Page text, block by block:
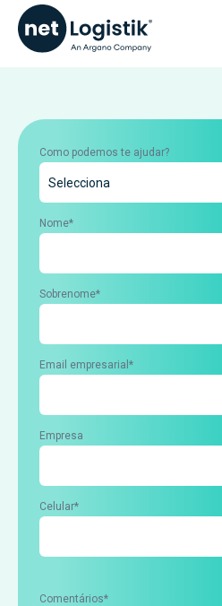
Como podemos te ajudar?
Nome*
Sobrenome*
Email empresarial *
Empresa
Celular*
Comentários*